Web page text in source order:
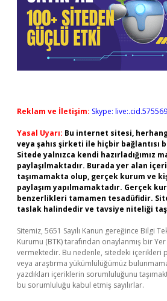
Reklam ve İletişim: Skype:
Yasal Uyarı: Bu internet sitesi,
veya şahıs şirketi ile hiçbir bağlantısı
Sitede yalnızca kendi hazırladığımız
paylaşılmaktadır. Burada yer alan
taşımamakta olup, gerçek kurum ve
paylaşım yapılmamaktadır. Gerçek
benzerlikleri tamamen tesadüfidir.
taslak halindedir ve tavsiye niteliği
Sitemiz, 5651 Sayılı Kanun gereğince Bilgi
Kurumu (BTK) tarafından onaylanmış bir
vermektedir. Bu nedenle, sitedeki içerikleri
veya araştırma yükümlülüğümüz
yazdıkları içeriklerin sorumluluğunu
bu sorumluluğu kabul etmiş sayılırlar.